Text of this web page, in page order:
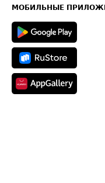
Техническая информация
МОБИЛЬНЫЕ